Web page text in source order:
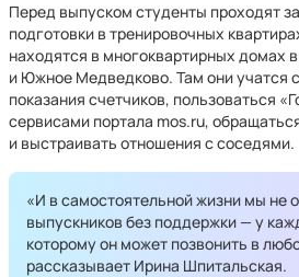
Перед выпуском студенты проходят
подготовки в тренировочных
находятся в многоквартирных домах
и Южное Медведково. Там они учатся
показания счетчиков, пользоваться
сервисами портала mos.ru,
и выстраивать отношения с соседями.
«И в самостоятельной жизни мы не
выпускников без поддержки — у
которому он может позвонить в
рассказывает Ирина Шпитальская.